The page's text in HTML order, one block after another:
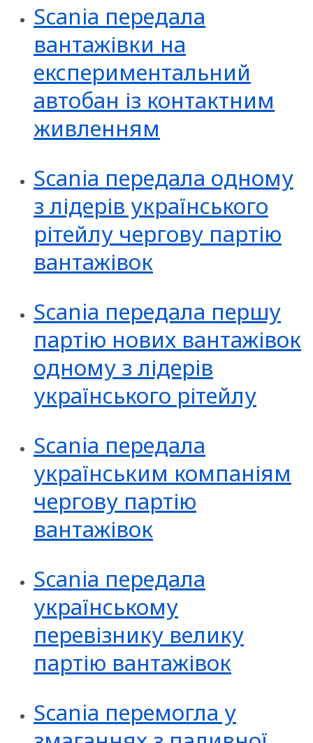
Scania передала
вантажівки на
експериментальний
автобан із контактним
живленням
Scania передала одному
з лідерів українського
рітейлу чергову партію
вантажівок
Scania передала першу
партію нових вантажівок
одному з лідерів
українського рітейлу
Scania передала
українським компаніям
чергову партію
вантажівок
Scania передала
українському
перевізнику велику
партію вантажівок
Scania перемогла у